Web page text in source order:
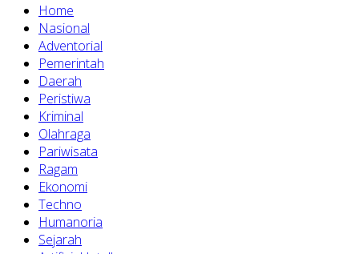
Home
Nasional
Adventorial
Pemerintah
Daerah
Peristiwa
Kriminal
Olahraga
Pariwisata
Ragam
Ekonomi
Techno
Humanoria
Sejarah